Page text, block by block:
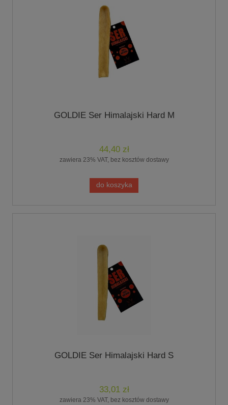
GOLDIE Ser Himalajski Hard M
44,40 zł
zawiera 23% VAT, bez kosztów dostawy
do koszyka
GOLDIE Ser Himalajski Hard S
33,01 zł
zawiera 23% VAT, bez kosztów dostawy